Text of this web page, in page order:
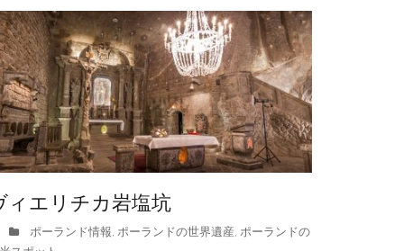
ィエリチカ岩塩坑
ポーランド情報, ポーランドの世界遺産, ポーランドの